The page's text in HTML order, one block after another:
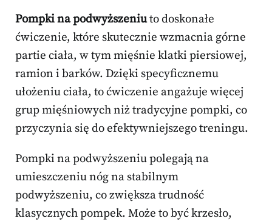
Pompki na podwyższeniuto doskonałe
ćwiczenie, które skutecznie wzmacnia górne
partie ciała, w tym mięśnie klatki piersiowej,
ramion i barków. Dzięki specyficznemu
ułożeniu ciała, to ćwiczenie angażuje więcej
grup mięśniowych niż tradycyjne pompki, co
przyczynia się do efektywniejszego treningu.
Pompki na podwyższeniu polegają na
umieszczeniu nóg na stabilnym
podwyższeniu, co zwiększa trudność
klasycznych pompek. Może to być krzesło,